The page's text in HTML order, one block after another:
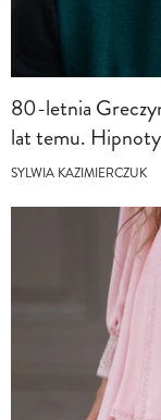
80-letnia
lat temu.
SYLWIA KAZIMIERCZUK